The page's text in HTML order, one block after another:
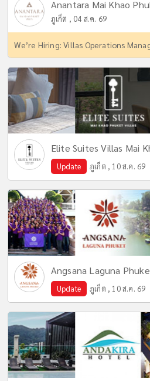
Anantara Mai Khao
ภูเก็ต , 04 ส.ค. 69
We’re Hiring: Villas Operations
Elite Suites Villas Mai
Update ภูเก็ต , 10 ส.ค. 69
Angsana Laguna
Update ภูเก็ต , 10 ส.ค. 69